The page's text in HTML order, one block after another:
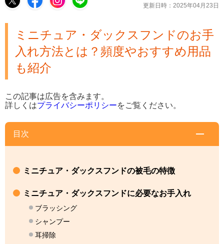
更新日時： 2025年04月23日
ミニチュア・ダックスフンドのお手
入れ方法とは？頻度やおすすめ用品
も紹介
この記事は広告を含みます。
詳しくはプライバシーポリシーをご覧ください。
目次
ミニチュア・ダックスフンドの被毛の特徴
ミニチュア・ダックスフンドに必要なお手入れ
ブラッシング
シャンプー
耳掃除